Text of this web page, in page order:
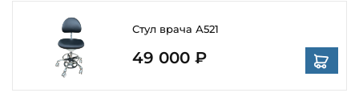
Стул врача А521
49 000 ₽